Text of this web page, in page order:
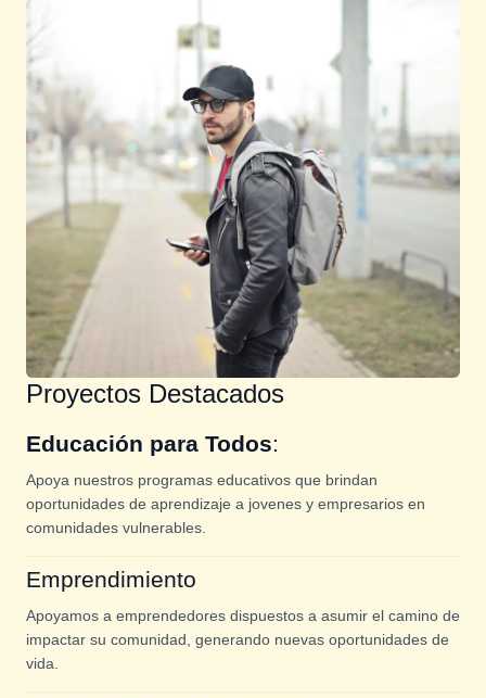
Proyectos Destacados
Educación para Todos:
Apoya nuestros programas educativos que brindan
oportunidades de aprendizaje a jovenes y empresarios en
comunidades vulnerables.
Emprendimiento
Apoyamos a emprendedores dispuestos a asumir el camino de
impactar su comunidad, generando nuevas oportunidades de
vida.